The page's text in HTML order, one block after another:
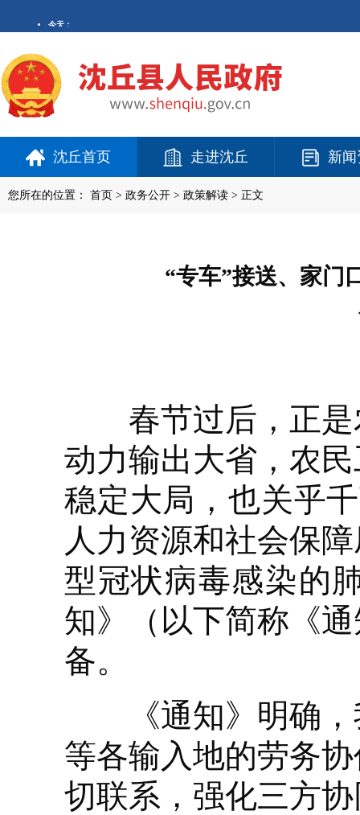
沈丘首页 走进沈丘 新
您所在的位置： 首页 > 政务公开 > 政策解读 > 正文
“专车”接送、家门
春节过后，正是
动力输出大省，农
稳定大局，也关乎
人力资源和社会保
型冠状病毒感染的
知》（以下简称《
备。
《通知》明确，
等各输入地的劳务
切联系，强化三方